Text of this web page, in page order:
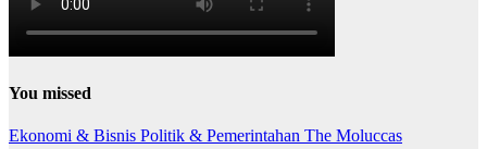
You missed
Ekonomi & Bisnis Politik & Pemerintahan The Moluccas